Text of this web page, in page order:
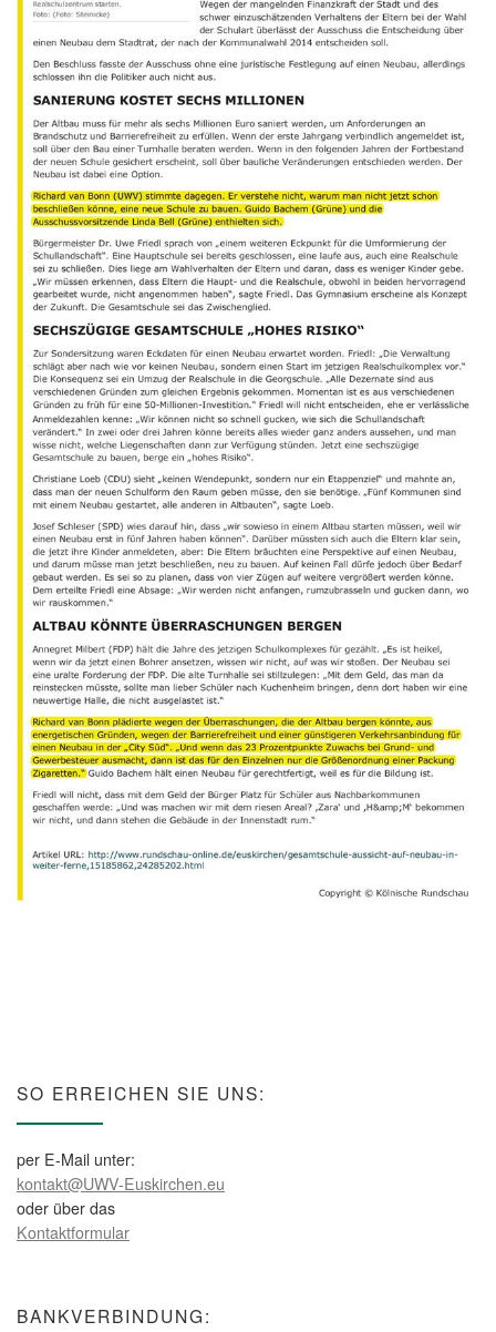
SO ERREICHEN SIE UNS:
per E-Mail unter:
kontakt@UWV-Euskirchen.eu
oder über das
Kontaktformular
BANKVERBINDUNG: